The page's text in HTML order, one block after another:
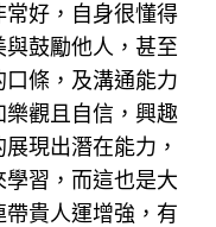
好，自身很懂得
鼓勵他人，甚至
條，及溝通能力
觀且自信，興趣
現出潛在能力，
習，而這也是大
貴人運增強，有